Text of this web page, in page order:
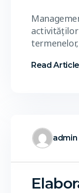
Read Article
admin